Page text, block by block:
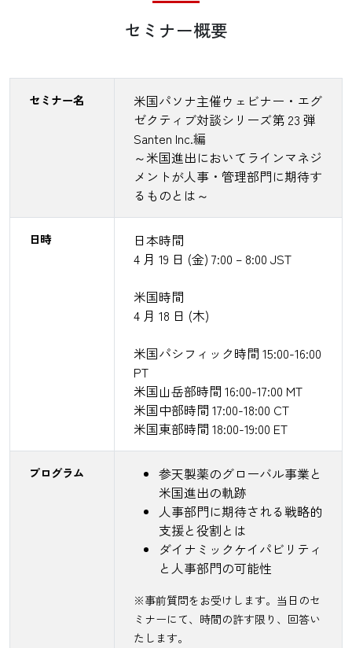
セミナー概要
セミナー名
米国パソナ主催ウェビナー・エグ
ゼクティブ対談シリーズ第 23 弾
Santen Inc.編
～米国進出においてラインマネジ
メントが人事・管理部門に期待す
るものとは～
日時
日本時間
4 月 19 日 (金) 7:00 – 8:00 JST
米国時間
4 月 18 日 (木)
米国パシフィック時間 15:00-16:00
PT
米国山岳部時間 16:00-17:00 MT
米国中部時間 17:00-18:00 CT
米国東部時間 18:00-19:00 ET
プログラム
参天製薬のグローバル事業と
米国進出の軌跡
人事部門に期待される戦略的
支援と役割とは
ダイナミックケイパビリティ
と人事部門の可能性
※事前質問をお受けします。当日のセ
ミナーにて、時間の許す限り、回答い
たします。